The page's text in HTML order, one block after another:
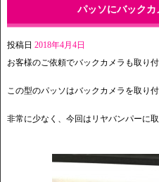
パッソにバック
投稿日 2018年4月4日
お客様のご依頼でバックカメラも取り
この型のパッソはバックカメラを取り
非常に少なく、今回はリヤバンパーに